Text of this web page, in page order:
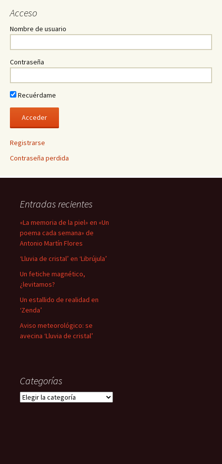
Acceso
Nombre de usuario
Contraseña
Recuérdame
Registrarse
Contraseña perdida
Entradas recientes
«La memoria de la piel» en «Un
poema cada semana» de
Antonio Martín Flores
‘Lluvia de cristal’ en ‘Librújula’
Un fetiche magnético,
¿levitamos?
Un estallido de realidad en
‘Zenda’
Aviso meteorológico: se
avecina ‘Lluvia de cristal’
Categorías
Categorías